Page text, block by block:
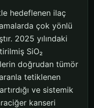
hedeflenen ilaç
çok yönlü
2025 yılındaki
SiO₂
doğrudan tümör
tetiklenen
ve sistemik
kanseri